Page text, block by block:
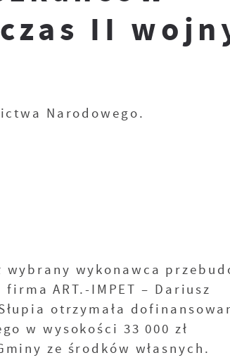
II
Narodowego.
wybrany wykonawca
ART.-IMPET – Dariusz
otrzymała
w wysokości 33 000 zł
Gminy ze środków własnych.